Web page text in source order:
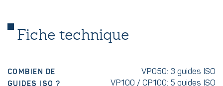
Fiche technique
COMBIEN DE
GUIDES ISO ?
VP050: 3 guides ISO
VP100 / CP100: 5 guides ISO